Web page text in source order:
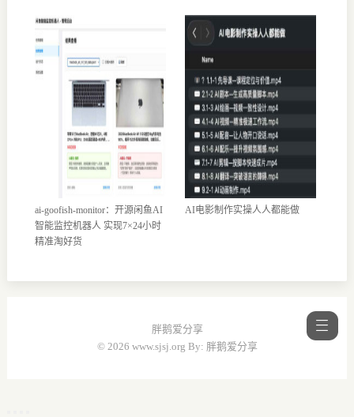
ai-goofish-monitor：开源闲鱼AI
智能监控机器人 实现7×24小时
精准淘好货
AI电影制作实操人人都能做
胖鹅爱分享
© 2026 www.sjsj.org By: 胖鹅爱分享